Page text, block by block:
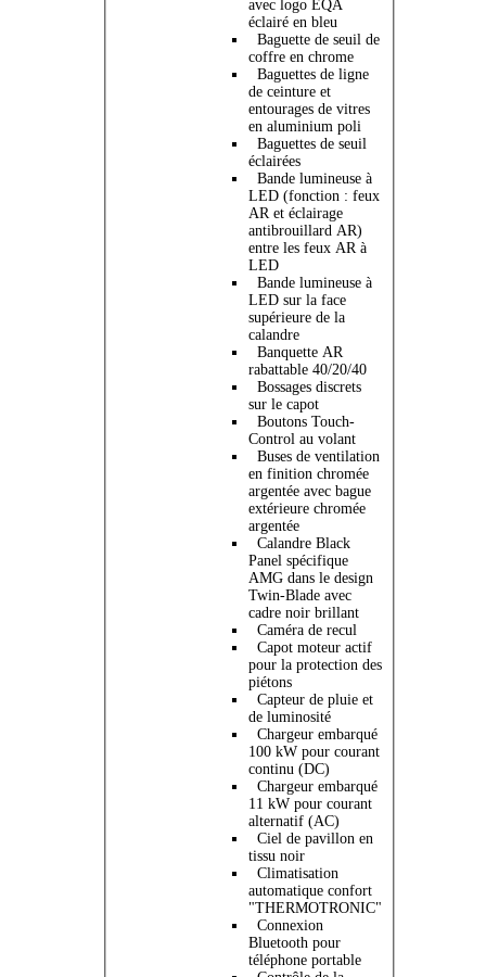
avec logo EQA
éclairé en bleu
Baguette de seuil de
coffre en chrome
Baguettes de ligne
de ceinture et
entourages de vitres
en aluminium poli
Baguettes de seuil
éclairées
Bande lumineuse à
LED (fonction : feux
AR et éclairage
antibrouillard AR)
entre les feux AR à
LED
Bande lumineuse à
LED sur la face
supérieure de la
calandre
Banquette AR
rabattable 40/20/40
Bossages discrets
sur le capot
Boutons Touch-
Control au volant
Buses de ventilation
en finition chromée
argentée avec bague
extérieure chromée
argentée
Calandre Black
Panel spécifique
AMG dans le design
Twin-Blade avec
cadre noir brillant
Caméra de recul
Capot moteur actif
pour la protection des
piétons
Capteur de pluie et
de luminosité
Chargeur embarqué
100 kW pour courant
continu (DC)
Chargeur embarqué
11 kW pour courant
alternatif (AC)
Ciel de pavillon en
tissu noir
Climatisation
automatique confort
"THERMOTRONIC"
Connexion
Bluetooth pour
téléphone portable